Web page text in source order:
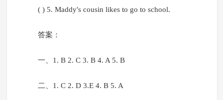
( ) 5. Maddy's cousin likes to go to school.
答案：
一、1. B 2. C 3. B 4. A 5. B
二、1. C 2. D 3.E 4. B 5. A